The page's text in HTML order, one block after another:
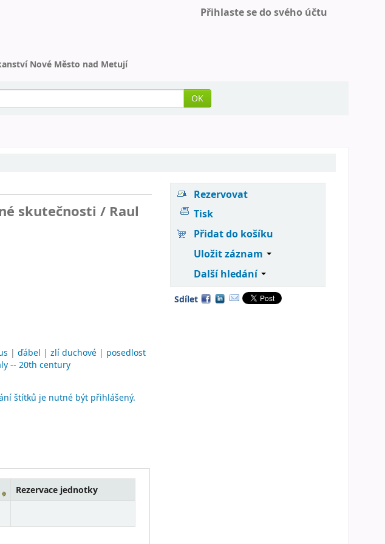
Přihlaste se do svého účtu
Nové Město nad Metují
OK
skutečnosti / Raul
| ďábel | zlí duchové | posedlost
-- 20th century
štítků je nutné být přihlášený.
Rezervace jednotky
Rezervovat
Tisk
Přidat do košíku
Uložit záznam
Další hledání
Sdílet